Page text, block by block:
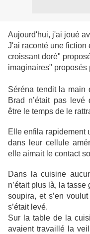
Aujourd'hui, j'ai joué
J'ai raconté une fiction
croissant doré"
imaginaires" proposés
Séréna tendit la main
Brad n’était pas
être le temps de le
Elle enfila rapidement
dans leur cellule
elle aimait le contact
Dans la cuisine
n’était plus là, la
soupira, et s’en
s’était levé.
Sur la table de la
avaient travaillé la